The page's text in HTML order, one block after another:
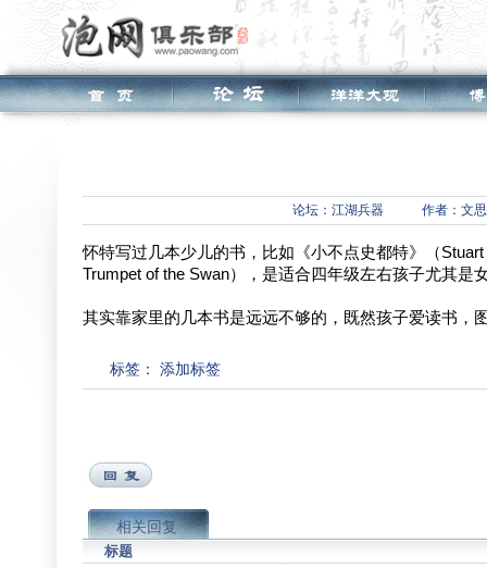
论坛： 江湖兵器 作者：文
怀特写过几本少儿的书，比如《小不点史都特》（
Trumpet of the Swan），是适合四年级左右孩子尤其是
其实靠家里的几本书是远远不够的，既然孩子爱读书，
标签： 添加标签
相关回复
标题